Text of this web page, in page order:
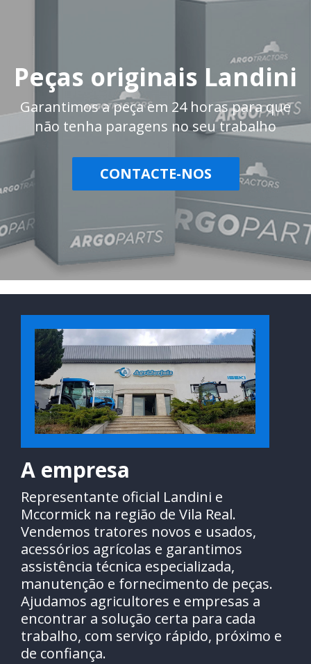
Peças originais Landini
Garantimos a peça em 24 horas para que
não tenha paragens no seu trabalho
CONTACTE-NOS
A empresa
Representante oficial Landini e
Mccormick na região de Vila Real.
Vendemos tratores novos e usados,
acessórios agrícolas e garantimos
assistência técnica especializada,
manutenção e fornecimento de peças.
Ajudamos agricultores e empresas a
encontrar a solução certa para cada
trabalho, com serviço rápido, próximo e
de confiança.